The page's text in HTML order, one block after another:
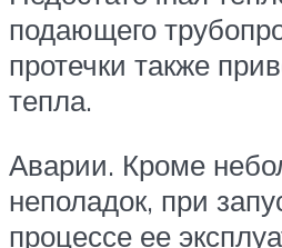
подающего
протечки также
тепла.
Аварии. Кроме
неполадок, при
процессе ее